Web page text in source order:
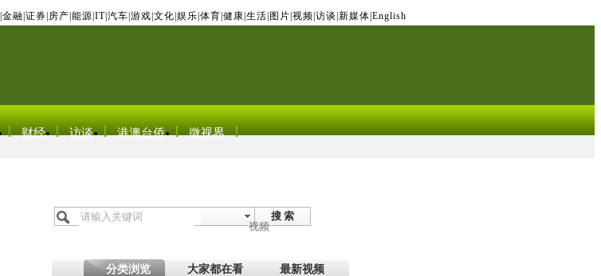
金融 证券 房产 能源 IT| 汽车 游戏 文化 娱乐 体育 健康 生活 图片 视频 访谈 新媒体 English
财经 访谈 港澳台侨 微视界
搜 索
视频
分类浏览 大家都在看 最新视频